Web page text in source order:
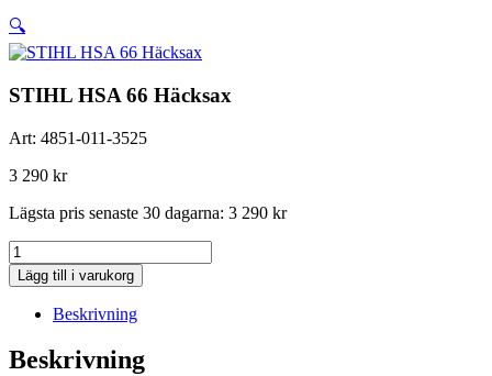
🔍
STIHL HSA 66 Häcksax
Art: 4851-011-3525
3 290 kr
Lägsta pris senaste 30 dagarna: 3 290 kr
STIHL
HSA
66
Häcksax
mängd
Lägg till i varukorg
Beskrivning
Beskrivning